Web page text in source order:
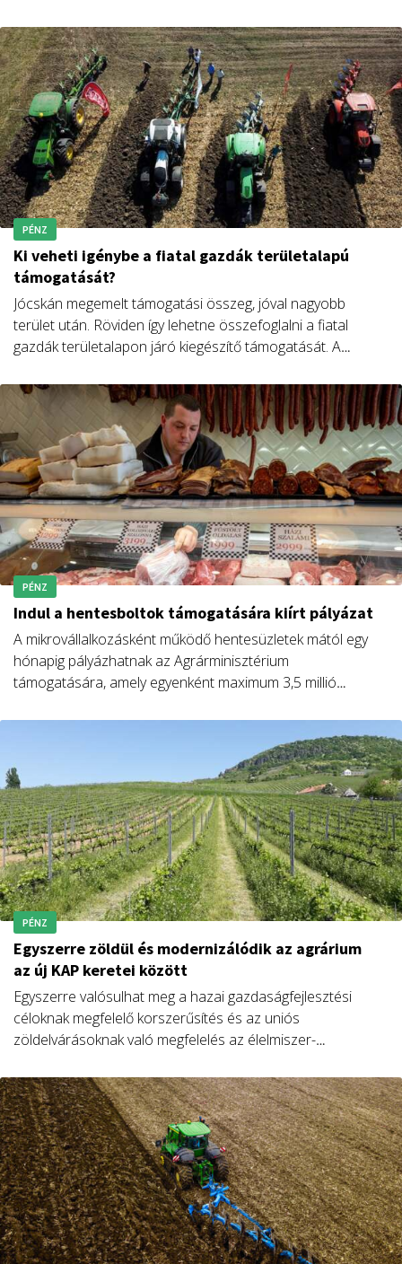
programokban részt vevő gazdálkodók – közölte Nagy
István agrárminiszter.
PÉNZ
Ki veheti igénybe a fiatal gazdák területalapú
támogatását?
Jócskán megemelt támogatási összeg, jóval nagyobb
terület után. Röviden így lehetne összefoglalni a fiatal
gazdák területalapon járó kiegészítő támogatását. A
mutatja be cikkében.
PÉNZ
Indul a hentesboltok támogatására kiírt pályázat
A mikrovállalkozásként működő hentesüzletek mától egy
hónapig pályázhatnak az Agrárminisztérium
támogatására, amely egyenként maximum 3,5 millió
PÉNZ
Egyszerre zöldül és modernizálódik az agrárium
az új KAP keretei között
Egyszerre valósulhat meg a hazai gazdaságfejlesztési
céloknak megfelelő korszerűsítés és az uniós
zöldelvárásoknak való megfelelés az élelmiszer-
agrárállamtitkár.